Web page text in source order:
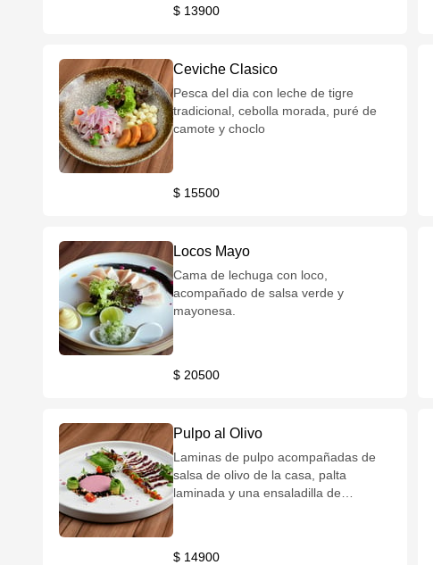
$ 13900
Ceviche Clasico
Pesca del dia con leche de tigre
tradicional, cebolla morada, puré de
camote y choclo
$ 15500
Locos Mayo
Cama de lechuga con loco,
acompañado de salsa verde y
mayonesa.
$ 20500
Pulpo al Olivo
Laminas de pulpo acompañadas de
salsa de olivo de la casa, palta
laminada y una ensaladilla de
$ 14900